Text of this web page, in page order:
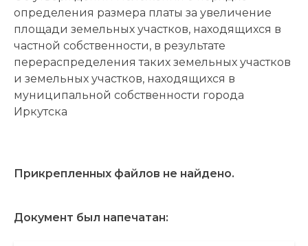
определения размера платы за увеличение
площади земельных участков, находящихся в
частной собственности, в результате
перераспределения таких земельных участков
и земельных участков, находящихся в
муниципальной собственности города
Иркутска
Прикрепленных файлов не найдено.
Документ был напечатан: